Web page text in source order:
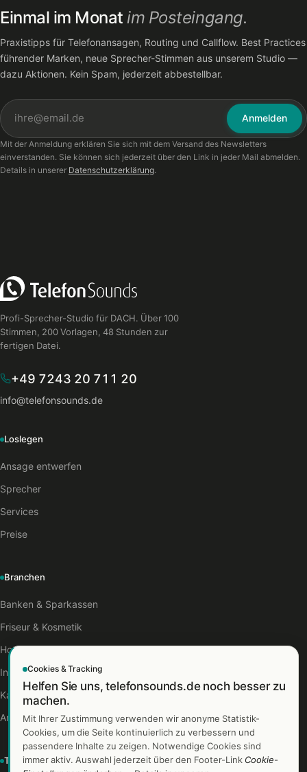
Einmal im Monatim Posteingang.
Praxistipps für Telefonansagen, Routing und Callflow. Best Practices
führender Marken, neue Sprecher-Stimmen aus unserem Studio —
dazu Aktionen. Kein Spam, jederzeit abbestellbar.
Anmelden
Mit der Anmeldung erklären Sie sich mit dem Versand des Newsletters
einverstanden. Sie können sich jederzeit über den Link in jeder Mail abmelden.
Details in unserer Datenschutzerklärung.
Profi-Sprecher-Studio für DACH. Über 100
Stimmen, 200 Vorlagen, 48 Stunden zur
fertigen Datei.
+49 7243 20 711 20
info@telefonsounds.de
Loslegen
Ansage entwerfen
Sprecher
Services
Preise
Branchen
Banken & Sparkassen
Friseur & Kosmetik
Hotels & Gastro
Industrie
Kanzleien
Arztpraxen
TelefonSounds
Cookies & Tracking
Helfen Sie uns, telefonsounds.de noch besser zu
machen.
Mit Ihrer Zustimmung verwenden wir anonyme Statistik-
Cookies, um die Seite kontinuierlich zu verbessern und
passendere Inhalte zu zeigen. Notwendige Cookies sind
immer aktiv. Auswahl jederzeit über den Footer-Link Cookie-